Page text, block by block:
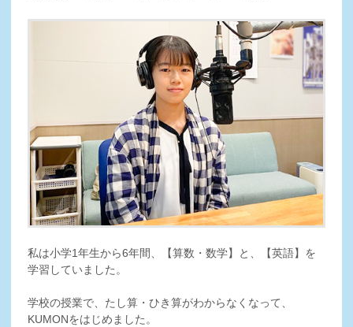
私は小学1年生から6年間、【算数・数学】と、【英語】を
学習していました。
学校の授業で、たし算・ひき算がわからなくなって、
KUMONをはじめました。